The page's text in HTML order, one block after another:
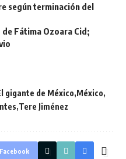
según terminación del
Fátima Ozoara Cid;
gigante de México México
Tere Jiménez
Facebook